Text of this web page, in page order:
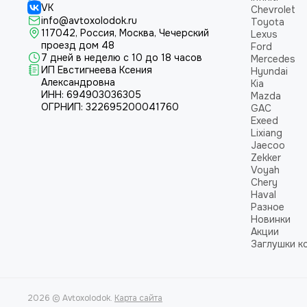
VK
info@avtoxolodok.ru
117042, Россия, Москва, Чечерский
проезд дом 48
7 дней в неделю с 10 до 18 часов
ИП Евстигнеева Ксения
Александровна
ИНН: 694903036305
ОГРНИП: 322695200041760
Chevrolet
Toyota
Lexus
Ford
Mercedes
Hyundai
Kia
Mazda
GAC
Exeed
Lixiang
Jaecoo
Zekker
Voyah
Chery
Haval
Разное
Новинки
Акции
Заглушки
2026 © Avtoxolodok. Карта сайта